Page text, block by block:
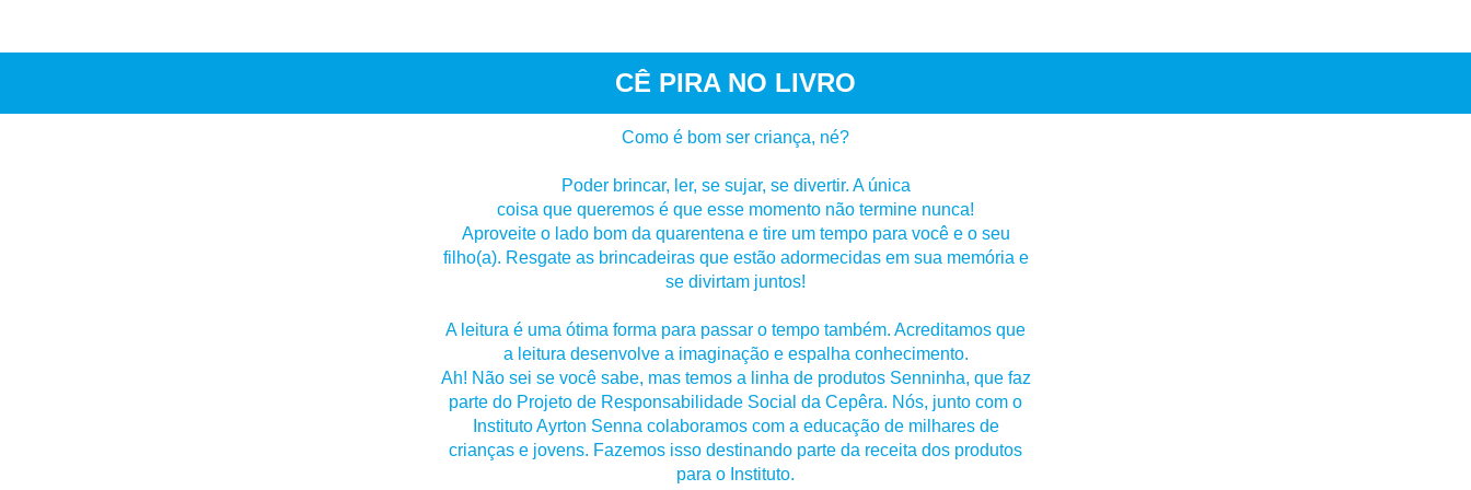
CÊ PIRA NO LIVRO
Como é bom ser criança, né?
Poder brincar, ler, se sujar, se divertir. A única
coisa que queremos é que esse momento não termine nunca!
Aproveite o lado bom da quarentena e tire um tempo para você e o seu
filho(a). Resgate as brincadeiras que estão adormecidas em sua memória e
se divirtam juntos!
A leitura é uma ótima forma para passar o tempo também. Acreditamos que
a leitura desenvolve a imaginação e espalha conhecimento.
Ah! Não sei se você sabe, mas temos a linha de produtos Senninha, que faz
parte do Projeto de Responsabilidade Social da Cepêra. Nós, junto com o
Instituto Ayrton Senna colaboramos com a educação de milhares de
crianças e jovens. Fazemos isso destinando parte da receita dos produtos
para o Instituto.